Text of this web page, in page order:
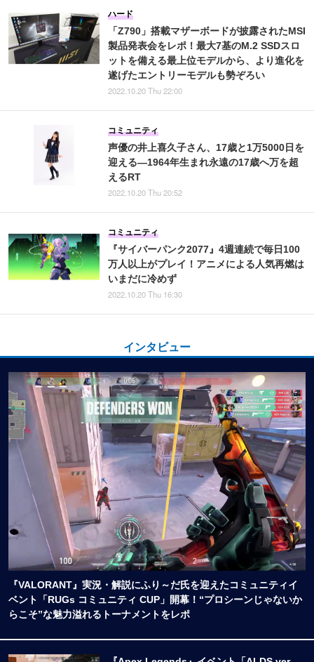
「Z790」搭載マザーボードが披露されたMSI
製品発表会をレポ！最大7基のM.2 SSDスロ
ットを備える最上位モデルから、より進化を
遂げたエントリーモデルも勢ぞろい
ハード
2022.10.20 Thu 22:00
声優の井上喜久子さん、17歳と1万5000日を
迎える―1964年生まれ永遠の17歳へ万を超
えるRT
コミュニティ
2022.10.20 Thu 20:52
『サイバーパンク2077』4週連続で毎日100
万人以上がプレイ！アニメによる人気再燃は
いまだに冷めず
コミュニティ
2022.10.20 Thu 16:30
インタビュー
『VALORANT』実況・解説にふり～だ氏を迎えたコミュニティイ
ベント「RUGs コミュニティ CUP」開幕！“プロシーンじゃないか
らこそ”な魅力溢れるトーナメントをレポ